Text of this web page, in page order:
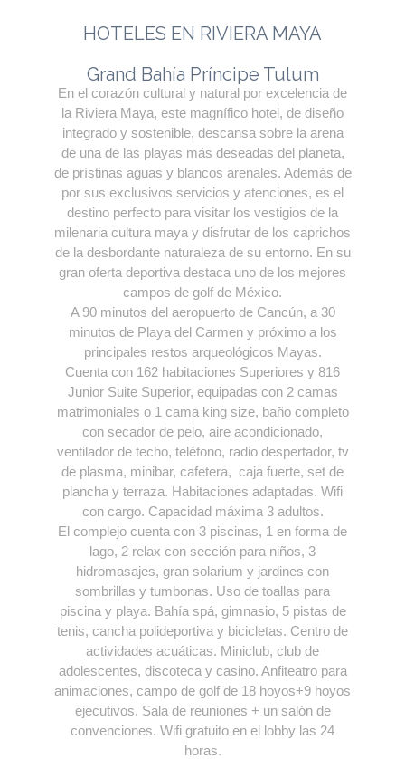
HOTELES EN RIVIERA MAYA
Grand Bahía Príncipe Tulum
En el corazón cultural y natural por excelencia de
la Riviera Maya, este magnífico hotel, de diseño
integrado y sostenible, descansa sobre la arena
de una de las playas más deseadas del planeta,
de prístinas aguas y blancos arenales. Además de
por sus exclusivos servicios y atenciones, es el
destino perfecto para visitar los vestigios de la
milenaria cultura maya y disfrutar de los caprichos
de la desbordante naturaleza de su entorno. En su
gran oferta deportiva destaca uno de los mejores
campos de golf de México.
A 90 minutos del aeropuerto de Cancún, a 30
minutos de Playa del Carmen y próximo a los
principales restos arqueológicos Mayas.
Cuenta con 162 habitaciones Superiores y 816
Junior Suite Superior, equipadas con 2 camas
matrimoniales o 1 cama king size, baño completo
con secador de pelo, aire acondicionado,
ventilador de techo, teléfono, radio despertador, tv
de plasma, minibar, cafetera, caja fuerte, set de
plancha y terraza. Habitaciones adaptadas. Wifi
con cargo. Capacidad máxima 3 adultos.
El complejo cuenta con 3 piscinas, 1 en forma de
lago, 2 relax con sección para niños, 3
hidromasajes, gran solarium y jardines con
sombrillas y tumbonas. Uso de toallas para
piscina y playa. Bahía spá, gimnasio, 5 pistas de
tenis, cancha polideportiva y bicicletas. Centro de
actividades acuáticas. Miniclub, club de
adolescentes, discoteca y casino. Anfiteatro para
animaciones, campo de golf de 18 hoyos+9 hoyos
ejecutivos. Sala de reuniones + un salón de
convenciones. Wifi gratuito en el lobby las 24
horas.